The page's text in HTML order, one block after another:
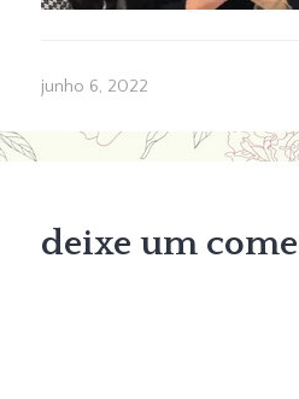
junho 6, 2022
deixe um